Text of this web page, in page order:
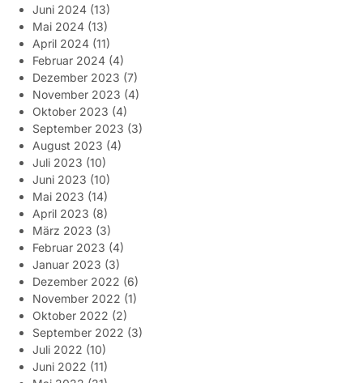
Juni 2024 (13)
Mai 2024 (13)
April 2024 (11)
Februar 2024 (4)
Dezember 2023 (7)
November 2023 (4)
Oktober 2023 (4)
September 2023 (3)
August 2023 (4)
Juli 2023 (10)
Juni 2023 (10)
Mai 2023 (14)
April 2023 (8)
März 2023 (3)
Februar 2023 (4)
Januar 2023 (3)
Dezember 2022 (6)
November 2022 (1)
Oktober 2022 (2)
September 2022 (3)
Juli 2022 (10)
Juni 2022 (11)